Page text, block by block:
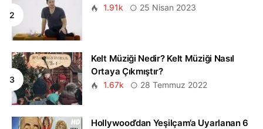
1.91k 25 Nisan 2023
Kelt Müziği Nedir? Kelt Müziği Nasıl
Ortaya Çıkmıştır?
1.67k 28 Temmuz 2022
Hollywood’dan Yeşilçam’a Uyarlanan 6